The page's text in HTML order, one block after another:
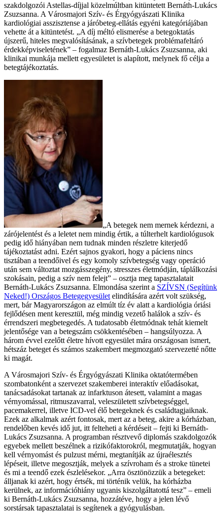
szakdolgozói Astellas-díjjal közelmúltban kitüntetett Bernáth-Lukács
Zsuzsanna. A Városmajori Szív- és Érgyógyászati Klinika
kardiológiai asszisztense a járóbeteg-ellátás egyéni kategóriájában
vehette át a kitüntetést. „A díj méltó elismerése a betegoktatás
újszerű, hiteles megvalósításának, a szívbetegek problémafeltáró
érdekképviseletének” – fogalmaz Bernáth-Lukács Zsuzsanna, aki
klinikai munkája mellett egyesületet is alapított, melynek fő célja a
betegtájékoztatás.
„A betegek nem mernek kérdezni, a
zárójelentést és a leletet nem mindig értik, a túlterhelt kardiológusok
pedig idő hiányában nem tudnak minden részletre kiterjedő
tájékoztatást adni. Ezért sajnos gyakori, hogy a páciens nincs
tisztában a teendőivel és egy komoly szívbetegség vagy operáció
után sem változtat mozgásszegény, stresszes életmódján, táplálkozási
szokásain, pedig a szív nem felejt” – osztja meg tapasztalatait
Bernáth-Lukács Zsuzsanna. Elmondása szerint a SZÍVSN (Segítünk
Neked!) Országos Betegegyesület elindítására azért volt szükség,
mert, bár Magyarországon az elmúlt tíz év alatt a kardiológia óriási
fejlődésen ment keresztül, még mindig vezető halálok a szív- és
érrendszeri megbetegedés. A tudatosabb életmódnak tehát kiemelt
jelentősége van a betegszám csökkentésében – hangsúlyozza. A
három évvel ezelőtt életre hívott egyesület mára országosan ismert,
hétszáz beteget és számos szakembert megmozgató szervezetté nőtte
ki magát.
A Városmajori Szív- és Érgyógyászati Klinika oktatótermében
szombatonként a szervezet szakemberei interaktív előadásokat,
tanácsadásokat tartanak az infarktuson átesett, valamint a magas
vérnyomással, ritmuszavarral, veleszületett szívbetegséggel,
pacemakerrel, illetve ICD-vel élő betegeknek és családtagjaiknak.
Ezek az alkalmak azért fontosak, mert az a beteg, akire a kórházban,
rendelőben kevés idő jut, itt felteheti a kérdéseit – fejti ki Bernáth-
Lukács Zsuzsanna. A programban résztvevő diplomás szakdolgozók
egyebek mellett beszélnek a rizikófaktorokról, megmutatják, hogyan
kell vérnyomást és pulzust mérni, megtanítják az újraélesztés
lépéseit, illetve megosztják, melyek a szívroham és a stroke tünetei
és mi a teendő ezek észlelésekor. „Arra ösztönözzük a betegeket:
álljanak ki azért, hogy értsék, mi történik velük, ha kórházba
kerülnek, az információhiány ugyanis kiszolgáltatottá tesz” – emeli
ki Bernáth-Lukács Zsuzsanna, hozzátéve, hogy a jelen lévő
sorstársak tapasztalatai is segítenek a gyógyulásban.